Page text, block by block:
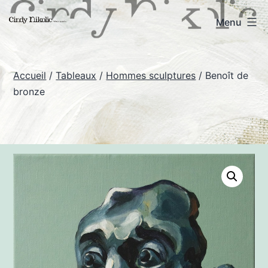
Aller
contenu
Cindy
Nikolic
Art
Menu
Accueil /Tableaux / Hommes sculptures / Benoît de
bronze